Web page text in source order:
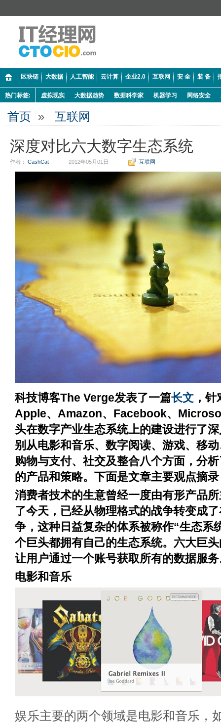
区块链 大数据 人工智能 云计算 企业2.0 互联网 安 全 装 备
热门标签: 虚拟现实 大数据趋势 数据科学家 机器学习 网络安全
首页 » 互联网
深度对比六大数字生态系统
作者： CashCat 2012年05月01日 互联网
科技博客The Verge发表了一篇长文 ，
Apple、Amazon、Facebook、
头在数字产业生态系统上的建设进行了
别从电影和音乐、数字阅读、游戏、移
购物与支付、社交及整合八个方面，分
的产品和策略。下面是文章主要观点摘
消费者技术的生意曾经一度由有形产品
了今天，已经从物理格式的战争转变成
争，这种日益复杂的体系被称作“生态系
个巨头都拥有自己的生态系统。六大巨
让用户通过一个账号获取所有的数据服
电影和音乐
娱乐主要的两个领域是电影和音乐，